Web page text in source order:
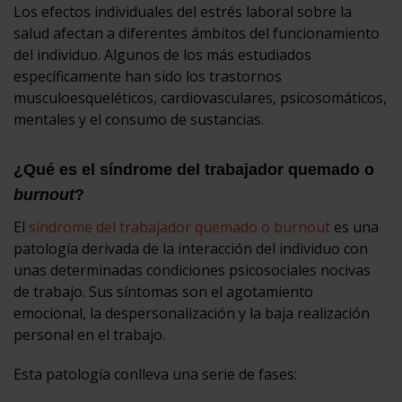
Los efectos individuales del estrés laboral sobre la
salud afectan a diferentes ámbitos del funcionamiento
del individuo. Algunos de los más estudiados
específicamente han sido los trastornos
musculoesqueléticos, cardiovasculares, psicosomáticos,
mentales y el consumo de sustancias.
¿Qué es el síndrome del trabajador quemado o
burnout?
El síndrome del trabajador quemado o burnout es una
patología derivada de la interacción del individuo con
unas determinadas condiciones psicosociales nocivas
de trabajo. Sus síntomas son el agotamiento
emocional, la despersonalización y la baja realización
personal en el trabajo.
Esta patología conlleva una serie de fases: